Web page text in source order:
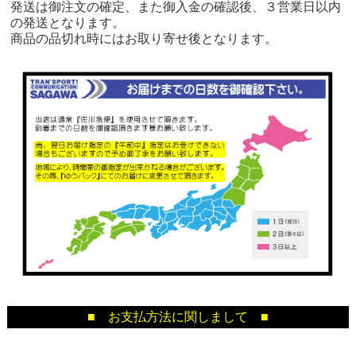
発送は御注文の確定、また御入金の確認後、３営業日以内
の発送となります。
商品の品切れ時にはお取り寄せ後となります。
■ お支払方法に関しまして ■